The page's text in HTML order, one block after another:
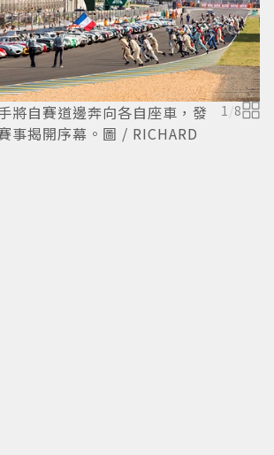
將自賽道邊奔向各自座車，發
事揭開序幕。圖 / RICHARD
1/8